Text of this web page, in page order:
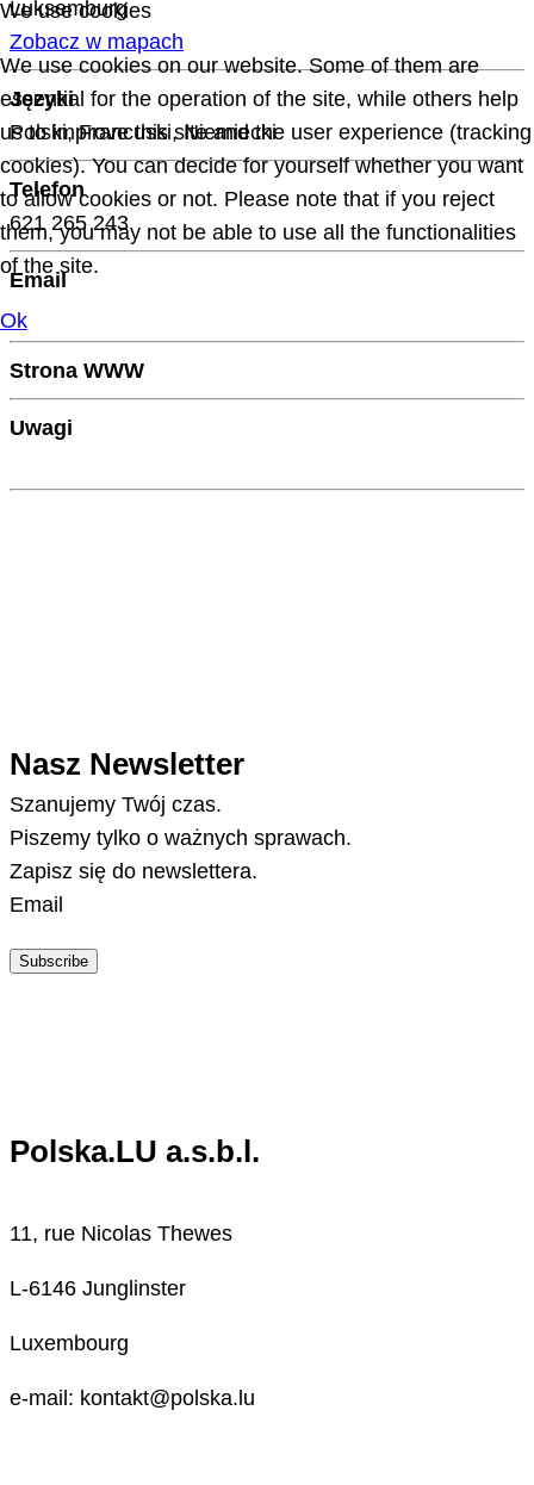
Luksemburg
Zobacz w mapach
Języki
Polski, Francuski, Niemiecki
Telefon
621 265 243
Email
Strona WWW
Uwagi
Nasz Newsletter
Szanujemy Twój czas.
Piszemy tylko o ważnych sprawach.
Zapisz się do newslettera.
Email
Subscribe
Polska.LU a.s.b.l.
11, rue Nicolas Thewes
L-6146 Junglinster
Luxembourg
e-mail: kontakt@polska.lu
We use cookies
We use cookies on our website. Some of them are
essential for the operation of the site, while others help
us to improve this site and the user experience (tracking
cookies). You can decide for yourself whether you want
to allow cookies or not. Please note that if you reject
them, you may not be able to use all the functionalities
of the site.
Ok